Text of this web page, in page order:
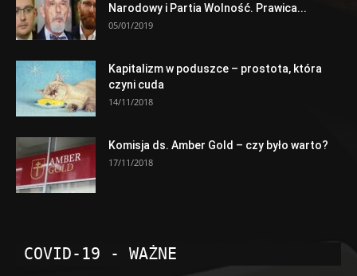
Narodowy i Partia Wolność. Prawica...
05/01/2019
Kapitalizm w poduszce – prostota, która
czyni cuda
14/11/2018
Komisja ds. Amber Gold – czy było warto?
17/11/2018
COVID-19 - WAŻNE